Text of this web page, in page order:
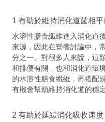
1 有助於維持消化道菌相平
水溶性膳食纖維進入消化道
來源，因此在營養討論中，
分之一。對很多人來說，這
和排便有關，也和消化道環
的水溶性膳食纖維，再搭配
有機會幫助維持消化道的穩定
2 有助於延緩消化吸收速